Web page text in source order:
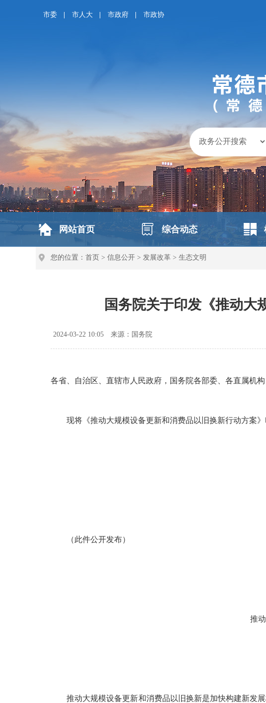
市委 市人大 市政府 市政协
网站首页 综合动态
您的位置： 首页 > 信息公开 > 发展改革 > 生态文明
国务院关于印发《推动大
2024-03-22 10:05 来源：国务院
各省、自治区、直辖市人民政府，国务院各部委、各直属机构
现将《推动大规模设备更新和消费品以旧换新行动方案
（此件公开发布）
推
推动大规模设备更新和消费品以旧换新是加快构建新发